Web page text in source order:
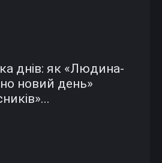
днів: як «Людина-
новий день»